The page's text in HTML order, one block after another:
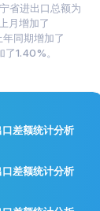
省进出口总额为
月增加了
同期增加了
了1.40%。
差额统计分析
差额统计分析